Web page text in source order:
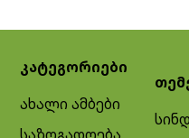
კატეგორიები
ახალი ამბები
საზოგადოება